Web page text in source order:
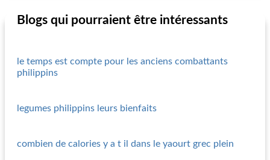
Blogs qui pourraient être intéressants
le temps est compte pour les anciens combattants
philippins
legumes philippins leurs bienfaits
combien de calories y a t il dans le yaourt grec plein